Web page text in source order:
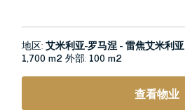
地区:艾米利亚-罗马涅 - 雷焦艾米利亚
1,700 m2外部: 100 m2
查看物业